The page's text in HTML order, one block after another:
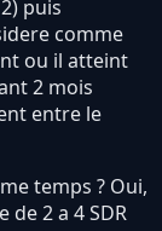
puis
comme
ou il atteint
2 mois
entre le
temps ? Oui,
2 a 4 SDR